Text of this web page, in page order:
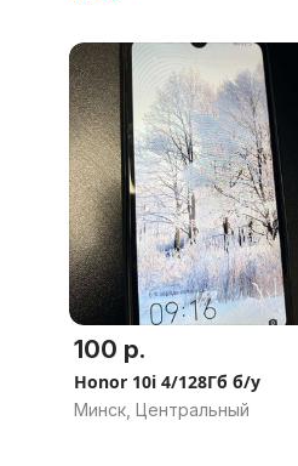
100 р.
Honor 10i 4/128Гб б/у
Минск, Центральный